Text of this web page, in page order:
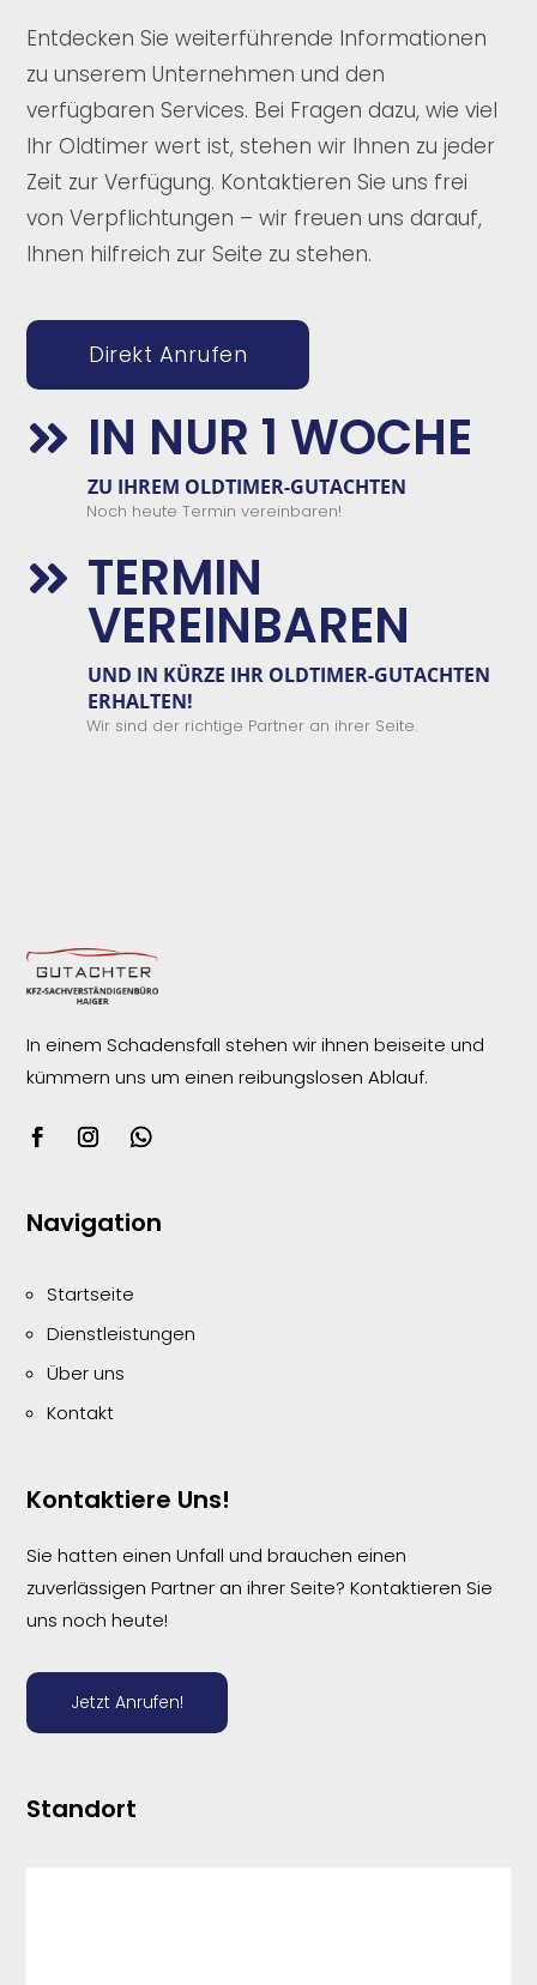
Entdecken Sie weiterführende Informationen
zu unserem Unternehmen und den
verfügbaren Services. Bei Fragen dazu, wie viel
Ihr Oldtimer wert ist, stehen wir Ihnen zu jeder
Zeit zur Verfügung. Kontaktieren Sie uns frei
von Verpflichtungen – wir freuen uns darauf,
Ihnen hilfreich zur Seite zu stehen.
Direkt Anrufen
 IN NUR 1 WOCHE
ZU IHREM OLDTIMER-GUTACHTEN
Noch heute Termin vereinbaren!
 TERMIN
VEREINBAREN
UND IN KÜRZE IHR OLDTIMER-GUTACHTEN
ERHALTEN!
Wir sind der richtige Partner an ihrer Seite.
In einem Schadensfall stehen wir ihnen beiseite und
kümmern uns um einen reibungslosenAblauf.
Navigation
Startseite
Dienstleistungen
Über uns
Kontakt
Kontaktiere Uns!
Sie hatten einen Unfall und brauchen einen
zuverlässigen Partner an ihrer Seite? Kontaktieren Sie
uns noch heute!
Jetzt Anrufen!
Standort